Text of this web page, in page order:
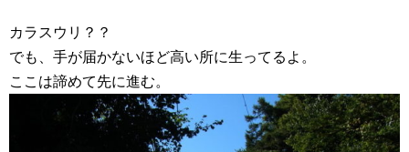
カラスウリ？？
でも、手が届かないほど高い所に生ってるよ。
ここは諦めて先に進む。